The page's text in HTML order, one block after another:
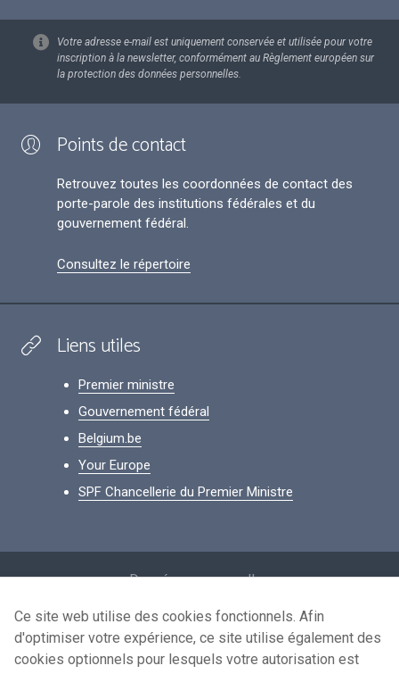
Votre adresse e-mail est uniquement conservée et utilisée pour votre
inscription à la newsletter, conformément au Règlement européen sur
la protection des données personnelles.
Points de contact
Retrouvez toutes les coordonnées de contact des
porte-parole des institutions fédérales et du
gouvernement fédéral.
Consultez le répertoire
Liens utiles
Premier ministre
Gouvernement fédéral
Belgium.be
Your Europe
SPF Chancellerie du Premier Ministre
Données personnelles
Conditions de réutilisation
Contactez-nous
Ce site web utilise des cookies fonctionnels. Afin
d'optimiser votre expérience, ce site utilise également des
cookies optionnels pour lesquels votre autorisation est